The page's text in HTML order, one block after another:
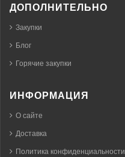
ДОПОЛНИТЕЛЬНО
Закупки
Блог
Горячие закупки
ИНФОРМАЦИЯ
О сайте
Доставка
Политика конфиденциальности